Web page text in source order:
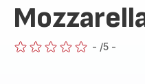
- /5 -